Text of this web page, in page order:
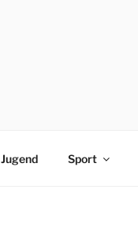
Jugend Sport